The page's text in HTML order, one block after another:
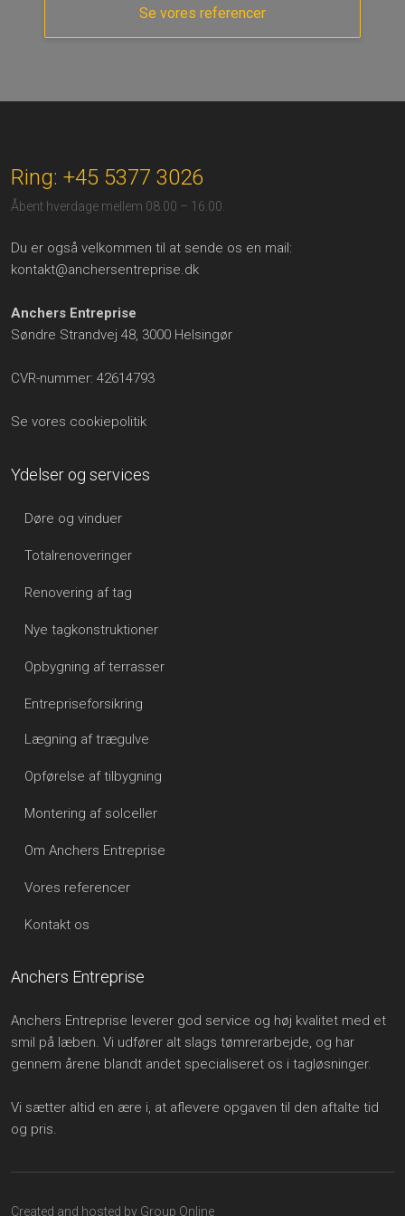
Se vores referencer
Ring: +45 5377 3026
​Åbent hverdage mellem 08.00 – 16.00.
Du er også velkommen til at sende os en mail:
kontakt@anchersentreprise.dk
Anchers Entreprise
Søndre Strandvej 48, 3000 Helsingør
CVR-nummer: 42614793
Se vores cookiepolitik
Ydelser og services
Døre og vinduer
Totalrenoveringer
Renovering af tag
Nye tagkonstruktioner
Opbygning af terrasser
Entrepriseforsikring
Lægning af trægulve
Opførelse af tilbygning
Montering af solceller
Om Anchers Entreprise
Vores referencer
Kontakt os
Anchers Entreprise
Anchers Entreprise leverer god service og høj kvalitet med et
smil på læben. Vi udfører alt slags tømrerarbejde, og har
gennem årene blandt andet specialiseret os i tagløsninger.
Vi sætter altid en ære i, at aflevere opgaven til den aftalte tid
og pris.
Created and hosted by Group Online